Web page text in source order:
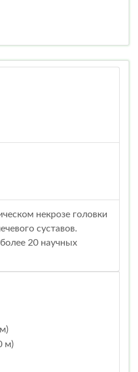
некрозе головки
суставов.
20 научных
м)